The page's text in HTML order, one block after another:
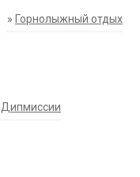
» Горнолыжный отдых
Дипмиссии